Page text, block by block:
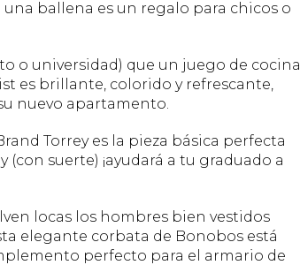
ballena es un regalo para chicos o
o universidad) que un juego de cocina
es brillante, colorido y refrescante,
nuevo apartamento.
Torrey es la pieza básica perfecta
suerte) ¡ayudará a tu graduado a
locas los hombres bien vestidos
elegante corbata de Bonobos está
perfecto para el armario de